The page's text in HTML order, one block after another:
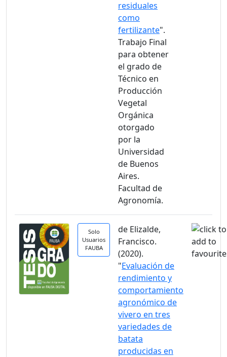
residuales
como
fertilizante".
Trabajo Final
para obtener
el grado de
Técnico en
Producción
Vegetal
Orgánica
otorgado
por la
Universidad
de Buenos
Aires.
Facultad de
Agronomía.
Solo
Usuarios
FAUBA
de Elizalde,
Francisco.
(2020).
"Evaluación de
rendimiento y
comportamiento
agronómico de
vivero en tres
variedades de
batata
producidas en